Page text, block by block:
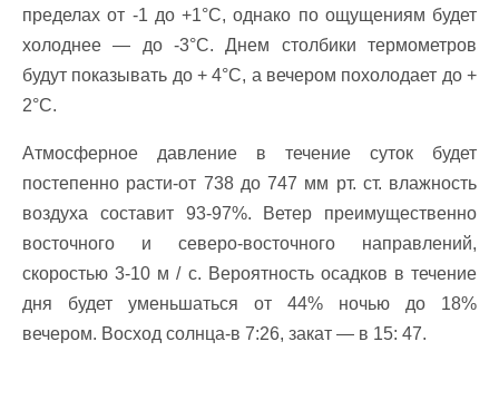
пределах от -1 до +1°C, однако по ощущениям будет
холоднее — до -3°C. Днем столбики термометров
будут показывать до + 4°C, а вечером похолодает до +
2°C.
Атмосферное давление в течение суток будет
постепенно расти-от 738 до 747 мм рт. ст. влажность
воздуха составит 93-97%. Ветер преимущественно
восточного и северо-восточного направлений,
скоростью 3-10 м / с. Вероятность осадков в течение
дня будет уменьшаться от 44% ночью до 18%
вечером. Восход солнца-в 7:26, закат — в 15: 47.